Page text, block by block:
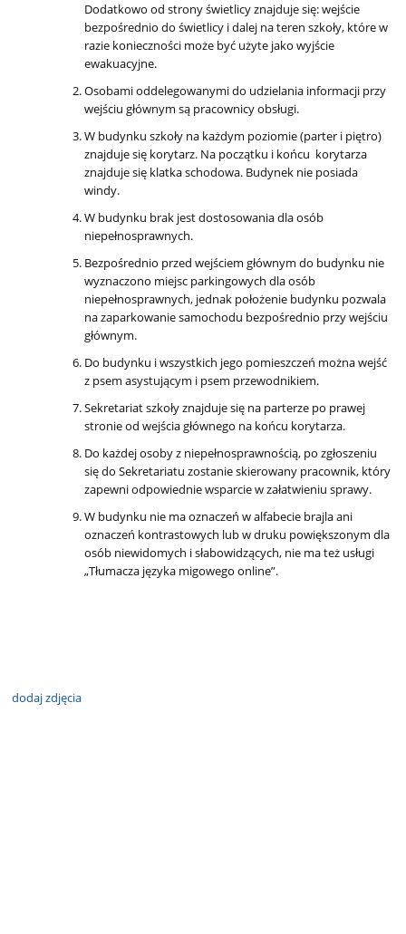
Dodatkowo od strony świetlicy znajduje się: wejście
bezpośrednio do świetlicy i dalej na teren szkoły, które w
razie konieczności może być użyte jako wyjście
ewakuacyjne.
Osobami oddelegowanymi do udzielania informacji przy
wejściu głównym są pracownicy obsługi.
W budynku szkoły na każdym poziomie (parter i piętro)
znajduje się korytarz. Na początku i końcu korytarza
znajduje się klatka schodowa. Budynek nie posiada
windy.
W budynku brak jest dostosowania dla osób
niepełnosprawnych.
Bezpośrednio przed wejściem głównym do budynku nie
wyznaczono miejsc parkingowych dla osób
niepełnosprawnych, jednak położenie budynku pozwala
na zaparkowanie samochodu bezpośrednio przy wejściu
głównym.
Do budynku i wszystkich jego pomieszczeń można wejść
z psem asystującym i psem przewodnikiem.
Sekretariat szkoły znajduje się na parterze po prawej
stronie od wejścia głównego na końcu korytarza.
Do każdej osoby z niepełnosprawnością, po zgłoszeniu
się do Sekretariatu zostanie skierowany pracownik, który
zapewni odpowiednie wsparcie w załatwieniu sprawy.
W budynku nie ma oznaczeń w alfabecie brajla ani
oznaczeń kontrastowych lub w druku powiększonym dla
osób niewidomych i słabowidzących, nie ma też usługi
„Tłumacza języka migowego online”.
dodaj zdjęcia